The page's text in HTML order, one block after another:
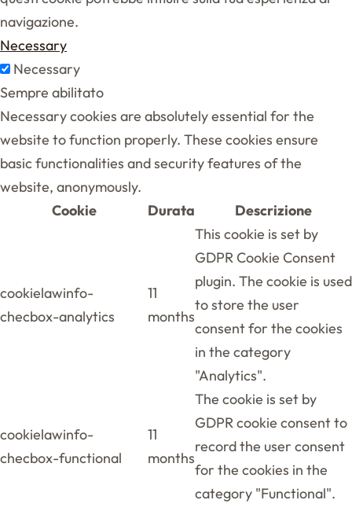
navigazione.
Necessary
Necessary
Sempre abilitato
Necessary cookies are absolutely essential for the
website to function properly. These cookies ensure
basic functionalities and security features of the
website, anonymously.
Cookie
Durata Descrizione
cookielawinfo-
checbox-analytics
11
months
This cookie is set by
GDPR Cookie Consent
plugin. The cookie is used
to store the user
consent for the cookies
in the category
"Analytics".
cookielawinfo-
checbox-functional
11
months
The cookie is set by
GDPR cookie consent to
record the user consent
for the cookies in the
category "Functional".